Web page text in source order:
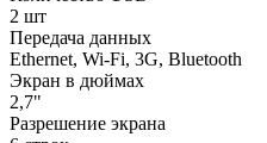
2 шт
Передача данных
Ethernet, Wi-Fi, 3G, Bluetooth
Экран в дюймах
2,7"
Разрешение экрана